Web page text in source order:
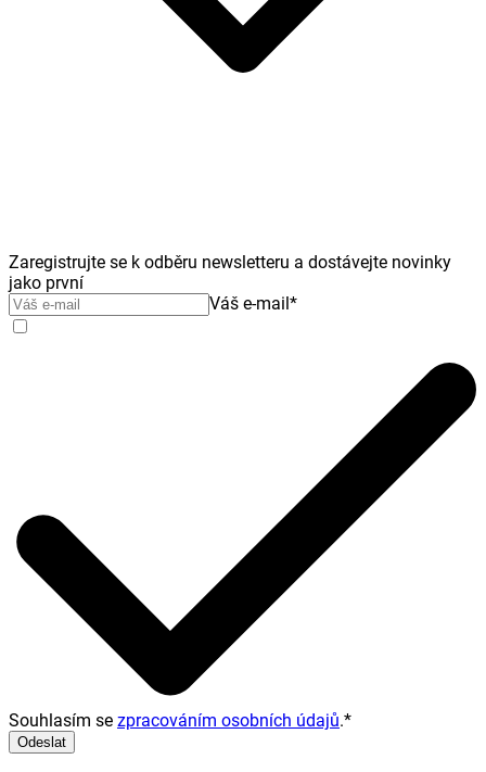
Zaregistrujte se k odběru newsletteru a dostávejte novinky
jako první
Váš e-mail*
Souhlasím se zpracováním osobních údajů.*
Odeslat